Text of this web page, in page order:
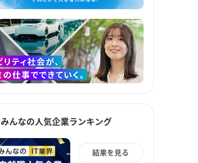
みんなの人気企業ランキング
結果を見る